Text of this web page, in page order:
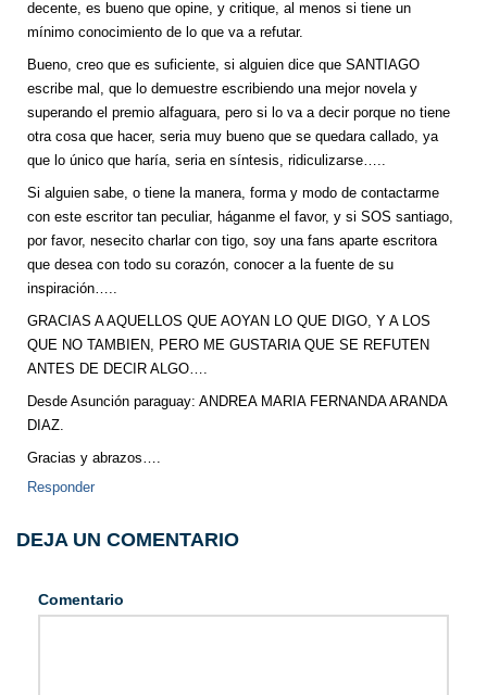
decente, es bueno que opine, y critique, al menos si tiene un
mínimo conocimiento de lo que va a refutar.
Bueno, creo que es suficiente, si alguien dice que SANTIAGO
escribe mal, que lo demuestre escribiendo una mejor novela y
superando el premio alfaguara, pero si lo va a decir porque no tiene
otra cosa que hacer, seria muy bueno que se quedara callado, ya
que lo único que haría, seria en síntesis, ridiculizarse…..
Si alguien sabe, o tiene la manera, forma y modo de contactarme
con este escritor tan peculiar, háganme el favor, y si SOS santiago,
por favor, nesecito charlar con tigo, soy una fans aparte escritora
que desea con todo su corazón, conocer a la fuente de su
inspiración…..
GRACIAS A AQUELLOS QUE AOYAN LO QUE DIGO, Y A LOS
QUE NO TAMBIEN, PERO ME GUSTARIA QUE SE REFUTEN
ANTES DE DECIR ALGO….
Desde Asunción paraguay: ANDREA MARIA FERNANDA ARANDA
DIAZ.
Gracias y abrazos….
Responder
DEJA UN COMENTARIO
Comentario